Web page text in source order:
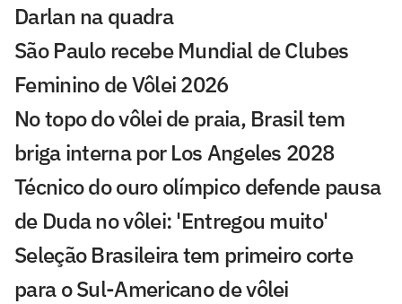
Darlan na quadra
São Paulo recebe Mundial de Clubes
Feminino de Vôlei 2026
No topo do vôlei de praia, Brasil tem
briga interna por Los Angeles 2028
Técnico do ouro olímpico defende pausa
de Duda no vôlei: 'Entregou muito'
Seleção Brasileira tem primeiro corte
para o Sul-Americano de vôlei